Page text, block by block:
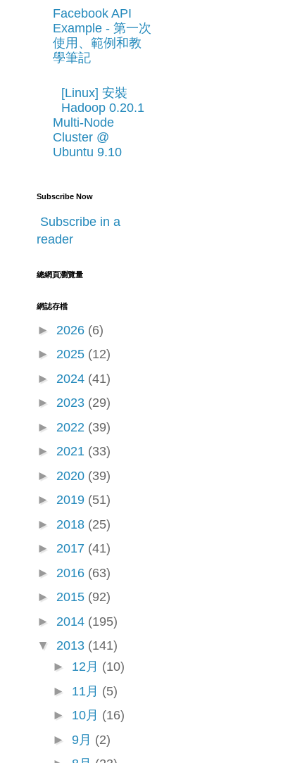
Facebook API
Example - 第一次
使用、範例和教
學筆記
[Linux] 安裝
Hadoop 0.20.1
Multi-Node
Cluster @
Ubuntu 9.10
Subscribe Now
Subscribe in a
reader
總網頁瀏覽量
網誌存檔
► 2026 (6)
► 2025 (12)
► 2024 (41)
► 2023 (29)
► 2022 (39)
► 2021 (33)
► 2020 (39)
► 2019 (51)
► 2018 (25)
► 2017 (41)
► 2016 (63)
► 2015 (92)
► 2014 (195)
▼ 2013 (141)
► 12月 (10)
► 11月 (5)
► 10月 (16)
► 9月 (2)